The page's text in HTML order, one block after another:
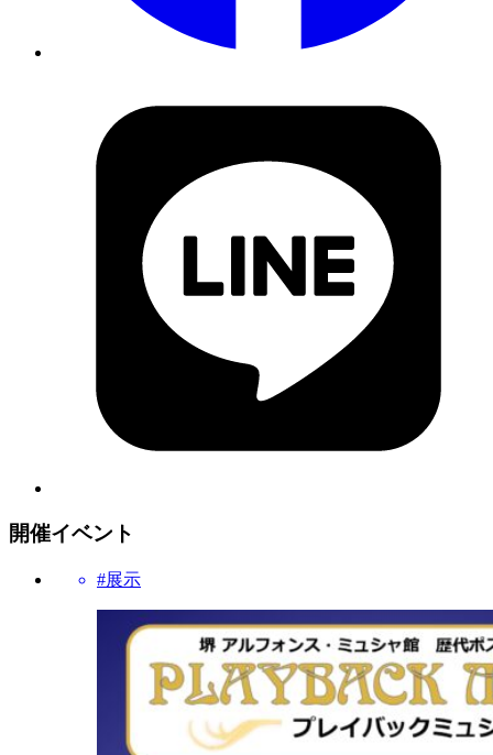
開催イベント
#展示